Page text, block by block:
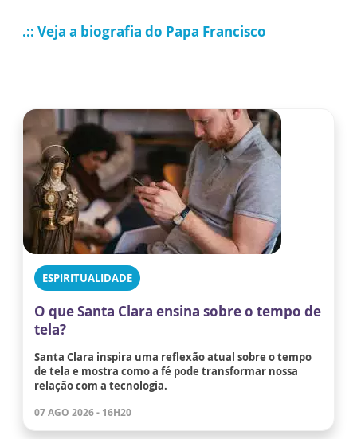
.:: Veja a biografia do Papa Francisco
ESPIRITUALIDADE
O que Santa Clara ensina sobre o tempo de
tela?
Santa Clara inspira uma reflexão atual sobre o tempo
de tela e mostra como a fé pode transformar nossa
relação com a tecnologia.
07 AGO 2026 - 16H20